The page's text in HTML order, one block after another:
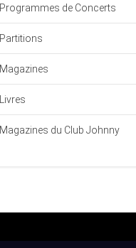
Programmes de Concerts
Partitions
Magazines
Livres
Magazines du Club Johnny